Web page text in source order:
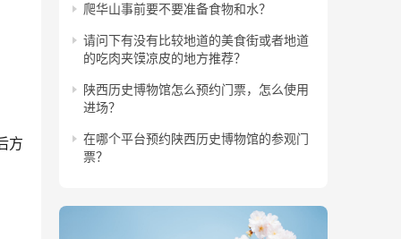
方
爬华山事前要不要准备食物和水？
请问下有没有比较地道的美食街或者地道
的吃肉夹馍凉皮的地方推荐？
陕西历史博物馆怎么预约门票，怎么使用
进场？
在哪个平台预约陕西历史博物馆的参观门
票？